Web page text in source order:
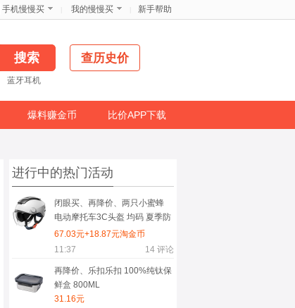
手机慢慢买 我的慢慢买 新手帮助
查历史价
蓝牙耳机
比价APP下载
爆料赚金币
进行中的热门活动
闭眼买、再降价、两只小蜜蜂
电动摩托车3C头盔 均码 夏季防
晒透气
67.03元+18.87元淘金币
11:37
14 评论
再降价、乐扣乐扣 100%纯钛保
鲜盒 800ML
31.16元